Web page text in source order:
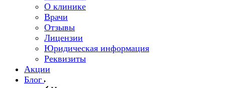
О клинике
Врачи
Отзывы
Лицензии
Юридическая информация
Реквизиты
Акции
Блог